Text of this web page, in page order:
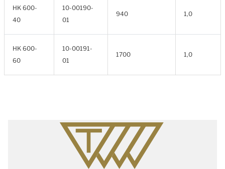
HK 600-
40
10-00190-
01
940 1,0
HK 600-
60
10-00191-
01
1700 1,0